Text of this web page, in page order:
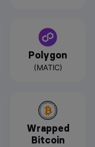
Polygon
(MATIC)
Wrapped
Bitcoin